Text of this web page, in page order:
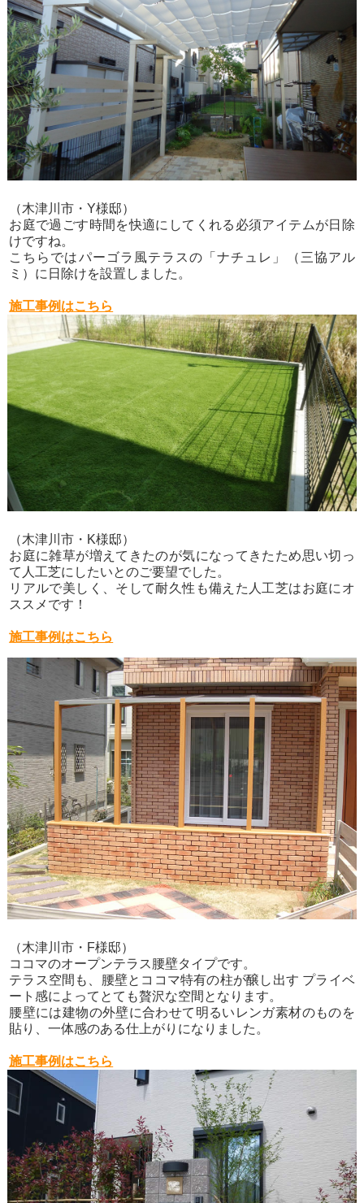
（木津川市・Y様邸）
お庭で過ごす時間を快適にしてくれる必須アイテムが日除
けですね。
こちらではパーゴラ風テラスの「ナチュレ」（三協アル
ミ）に日除けを設置しました。
施工事例はこちら
（木津川市・K様邸）
お庭に雑草が増えてきたのが気になってきたため思い切っ
て人工芝にしたいとのご要望でした。
リアルで美しく、そして耐久性も備えた人工芝はお庭にオ
ススメです！
施工事例はこちら
（木津川市・F様邸）
ココマのオープンテラス腰壁タイプです。
テラス空間も、腰壁とココマ特有の柱が醸し出す プライベ
ート感によってとても贅沢な空間となります。
腰壁には建物の外壁に合わせて明るいレンガ素材のものを
貼り、一体感のある仕上がりになりました。
施工事例はこちら